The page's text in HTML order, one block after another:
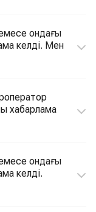
ондағы
келді. Мен
хабарлама
ондағы
келді.